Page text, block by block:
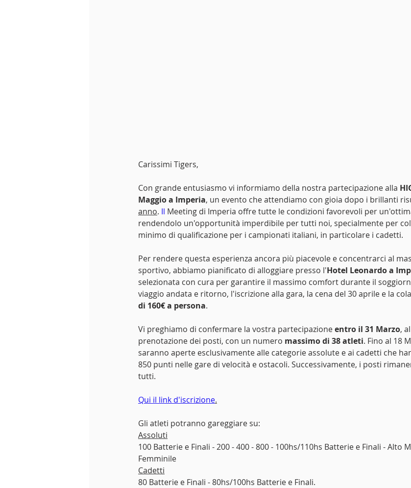
Carissimi Tigers,
Con grande entusiasmo vi informiamo della nostra partecipazione alla
Maggio a Imperia, un evento che attendiamo con gioia dopo i brillanti
anno. Il Meeting di Imperia offre tutte le condizioni favorevoli per
rendendolo un'opportunità imperdibile per tutti noi, specialmente per
minimo di qualificazione per i campionati italiani, in particolare i cadetti.
Per rendere questa esperienza ancora più piacevole e concentrarci al
sportivo, abbiamo pianificato di alloggiare presso l'Hotel Leonardo a
selezionata con cura per garantire il massimo comfort durante il
viaggio andata e ritorno, l'iscrizione alla gara, la cena del 30 aprile e la
di 160€ a persona.
Vi preghiamo di confermare la vostra partecipazione entro il 31 Marzo,
prenotazione dei posti, con un numero massimo di 38 atleti. Fino al 18
saranno aperte esclusivamente alle categorie assolute e ai cadetti che
850 punti nelle gare di velocità e ostacoli. Successivamente, i posti
tutti.
Qui il link d'iscrizione.
Gli atleti potranno gareggiare su:
Assoluti
100 Batterie e Finali - 200 - 400 - 800 - 100hs/110hs Batterie e Finali - Alto
Femminile
Cadetti
80 Batterie e Finali - 80hs/100hs Batterie e Finali.